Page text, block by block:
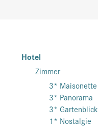
Hotel
Zimmer
3* Maisonette
3* Panorama
3* Gartenblick
1* Nostalgie